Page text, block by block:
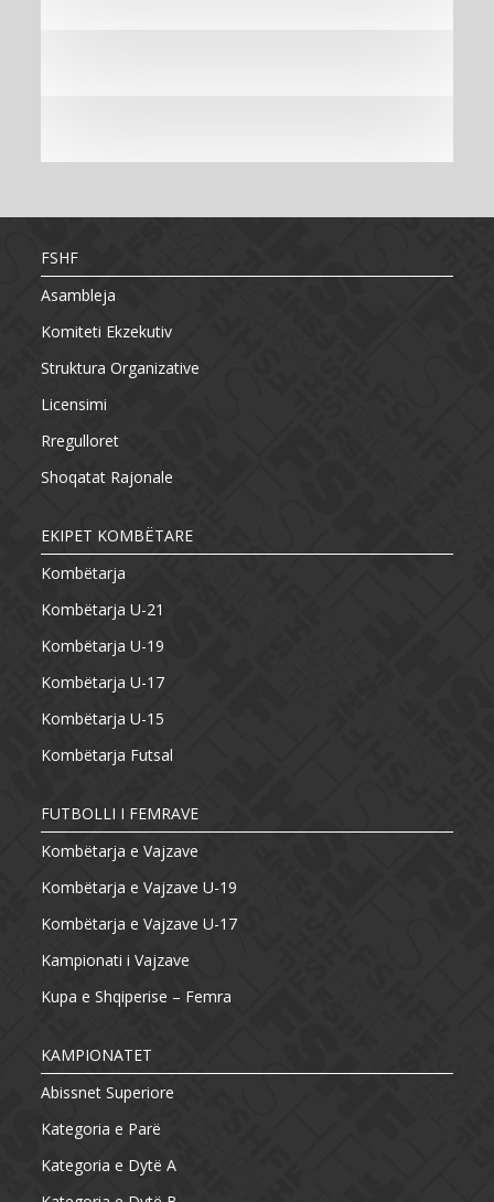
FSHF
Asambleja
Komiteti Ekzekutiv
Struktura Organizative
Licensimi
Rregulloret
Shoqatat Rajonale
EKIPET KOMBËTARE
Kombëtarja
Kombëtarja U-21
Kombëtarja U-19
Kombëtarja U-17
Kombëtarja U-15
Kombëtarja Futsal
FUTBOLLI I FEMRAVE
Kombëtarja e Vajzave
Kombëtarja e Vajzave U-19
Kombëtarja e Vajzave U-17
Kampionati i Vajzave
Kupa e Shqiperise – Femra
KAMPIONATET
Abissnet Superiore
Kategoria e Parë
Kategoria e Dytë A